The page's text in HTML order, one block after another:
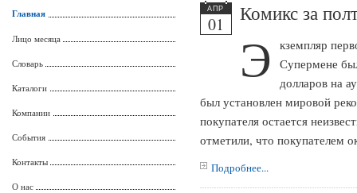
АПР
01 Комикс за
Э кземпляр
Супермене
долларов на
был установлен мировой
покупателя остается
отметили, что покупателем
Подробнее...
Главная
Лицо месяца
Словарь
Каталоги
Компании
События
Контакты
О нас